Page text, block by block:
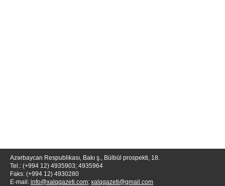
Azərbaycan Respublikası, Bakı ş., Bülbül prospekti, 18.
Tel.: (+994 12) 4935903; 4935964
Faks: (+994 12) 4930280
E-mail: info@xalqqazeti.com; xalqqazeti@gmail.com